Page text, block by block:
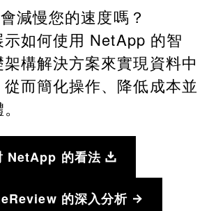
減慢您的速度嗎？
如何使用 NetApp 的智
構解決方案來實現資料中
而簡化操作、降低成本並
NetApp 的看法
的深入分析